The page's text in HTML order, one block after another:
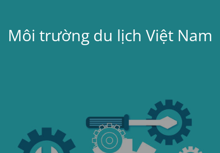
Môi trường du lịch Việt Nam